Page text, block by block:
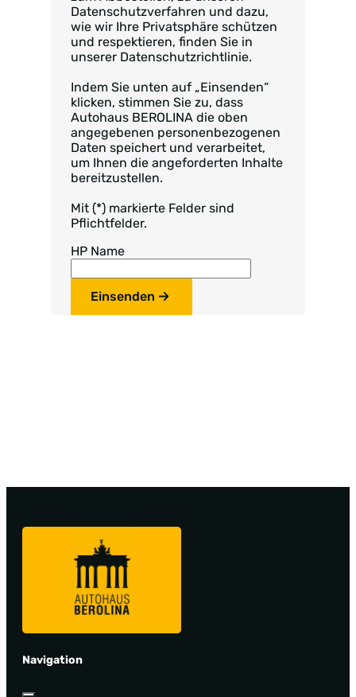
Datenschutzverfahren und dazu,
wie wir Ihre Privatsphäre schützen
und respektieren, finden Sie in
unserer Datenschutzrichtlinie.
Indem Sie unten auf „Einsenden“
klicken, stimmen Sie zu, dass
Autohaus BEROLINA die oben
angegebenen personenbezogenen
Daten speichert und verarbeitet,
um Ihnen die angeforderten Inhalte
bereitzustellen.
Mit (*) markierte Felder sind
Pflichtfelder.
HP Name
Einsenden
Navigation